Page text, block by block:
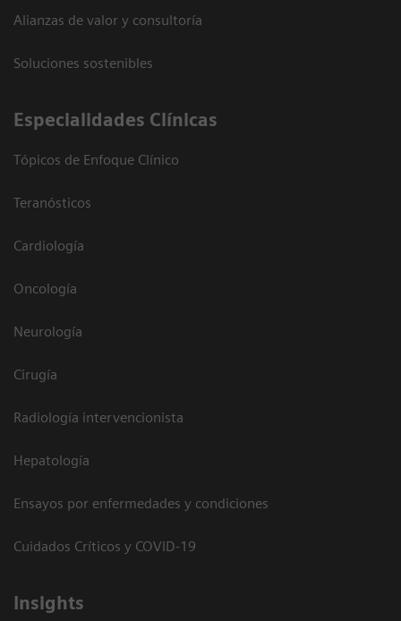
Alianzas de valor y consultoría
Soluciones sostenibles
Especialidades Clínicas
Tópicos de Enfoque Clínico
Teranósticos
Cardiología
Oncología
Neurología
Cirugía
Radiología intervencionista
Hepatología
Ensayos por enfermedades y condiciones
Cuidados Críticos y COVID-19
Insights